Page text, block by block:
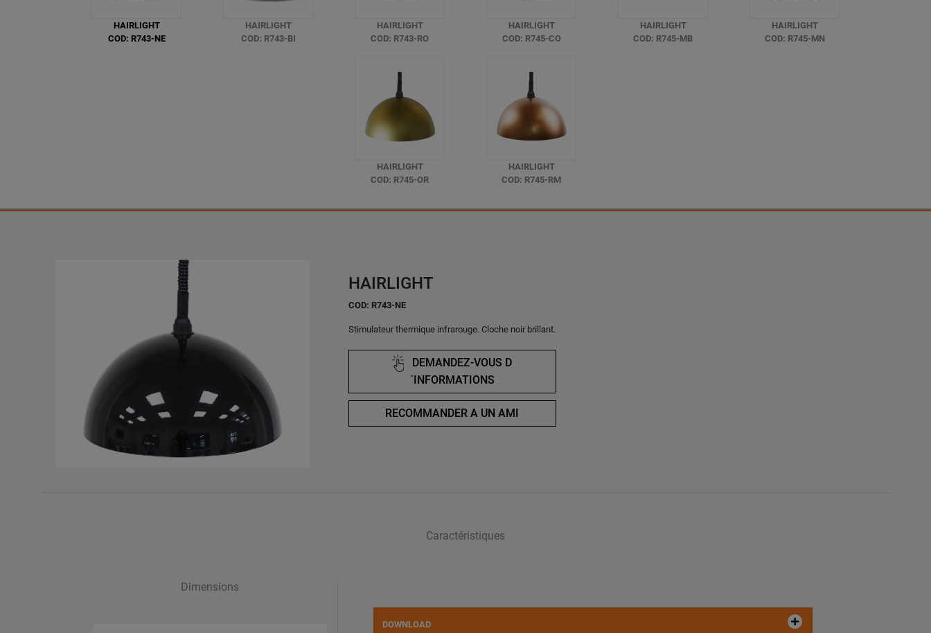
HAIRLIGHT
COD: R743-NE
HAIRLIGHT
COD: R743-BI
HAIRLIGHT
COD: R743-RO
HAIRLIGHT
COD: R745-CO
HAIRLIGHT
COD: R745-MB
HAIRLIGHT
COD: R745-MN
HAIRLIGHT
COD: R745-OR
HAIRLIGHT
COD: R745-RM
HAIRLIGHT
COD: R743-NE
Stimulateur thermique infrarouge. Cloche noir brillant.
DEMANDEZ-VOUS D
´INFORMATIONS
RECOMMANDER A UN AMI
Caractéristiques
Dimensions
DOWNLOAD